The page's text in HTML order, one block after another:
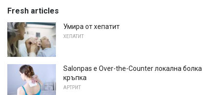
Fresh articles
Умира от хепатит
ХЕПАТИТ
Salonpas е Over-the-Counter локална болка
кръпка
АРТРИТ